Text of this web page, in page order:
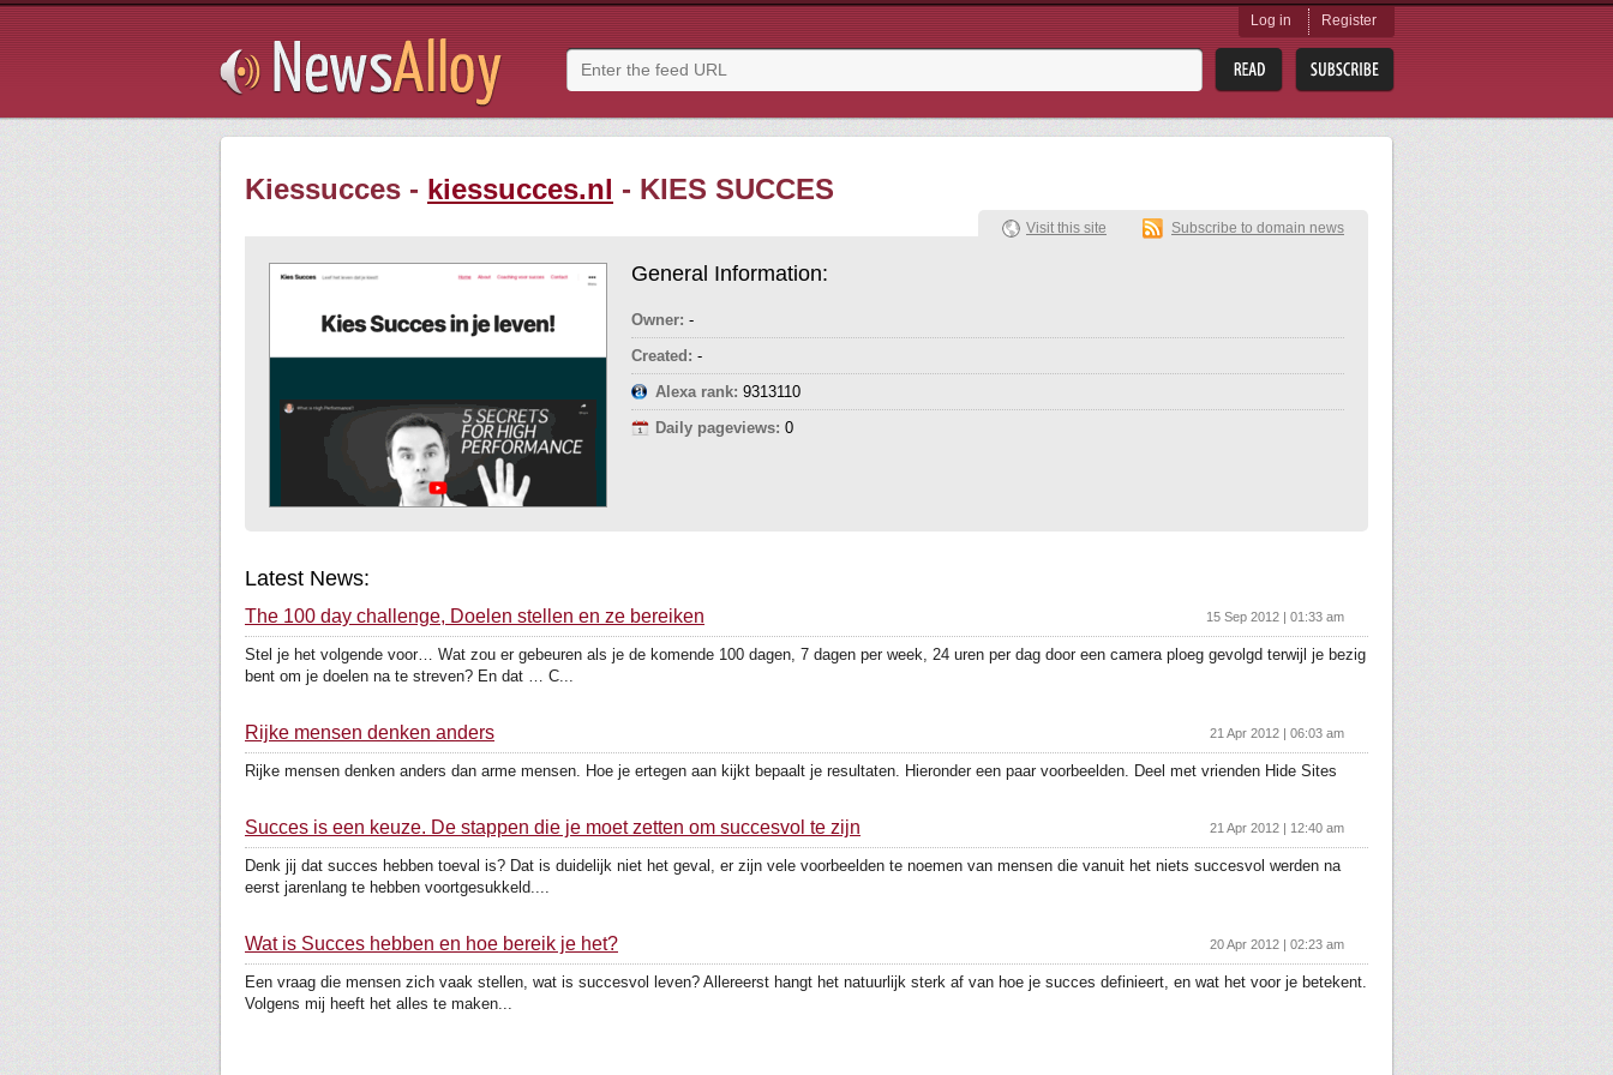
Log in Register
Kiessucces - kiessucces.nl - KIES SUCCES
General Information:
Owner: -
Created: -
Alexa rank: 9313110
Daily pageviews: 0
Visit this site Subscribe to domain news
Latest News:
The 100 day challenge, Doelen stellen en ze bereiken 15 Sep 2012 | 01:33 am
Stel je het volgende voor… Wat zou er gebeuren als je de komende 100 dagen, 7 dagen per week, 24 uren per dag door een camera ploeg gevolgd terwijl je bezig
bent om je doelen na te streven? En dat … C...
Rijke mensen denken anders 21 Apr 2012 | 06:03 am
Rijke mensen denken anders dan arme mensen. Hoe je ertegen aan kijkt bepaalt je resultaten. Hieronder een paar voorbeelden. Deel met vrienden Hide Sites
Succes is een keuze. De stappen die je moet zetten om succesvol te zijn 21 Apr 2012 | 12:40 am
Denk jij dat succes hebben toeval is? Dat is duidelijk niet het geval, er zijn vele voorbeelden te noemen van mensen die vanuit het niets succesvol werden na
eerst jarenlang te hebben voortgesukkeld....
Wat is Succes hebben en hoe bereik je het? 20 Apr 2012 | 02:23 am
Een vraag die mensen zich vaak stellen, wat is succesvol leven? Allereerst hangt het natuurlijk sterk af van hoe je succes definieert, en wat het voor je betekent.
Volgens mij heeft het alles te maken...